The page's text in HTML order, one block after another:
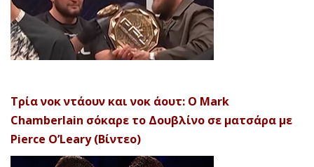
Τρία νοκ ντάουν και νοκ άουτ: Ο Mark
Chamberlain σόκαρε το Δουβλίνο σε ματσάρα με
Pierce O’Leary (Βίντεο)